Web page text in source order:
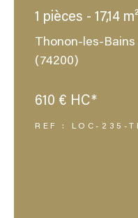
1 pièces - 17,14
Thonon-les-Bains
(74200)
610 € HC*
REF : LOC-235-